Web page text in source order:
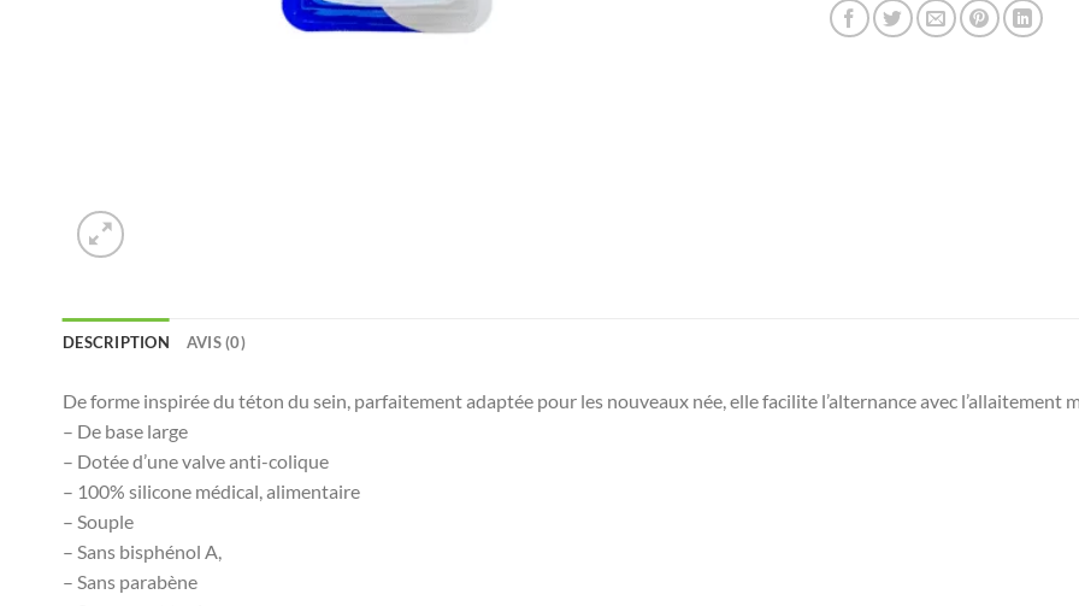
DESCRIPTION AVIS (0)
De forme inspirée du téton du sein, parfaitement adaptée pour les nouveaux née, elle facilite l’alternance avec l’allaitement
– De base large
– Dotée d’une valve anti-colique
– 100% silicone médical, alimentaire
– Souple
– Sans bisphénol A,
– Sans parabène